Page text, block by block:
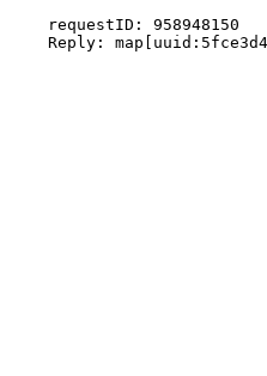
    requestID: 958948150